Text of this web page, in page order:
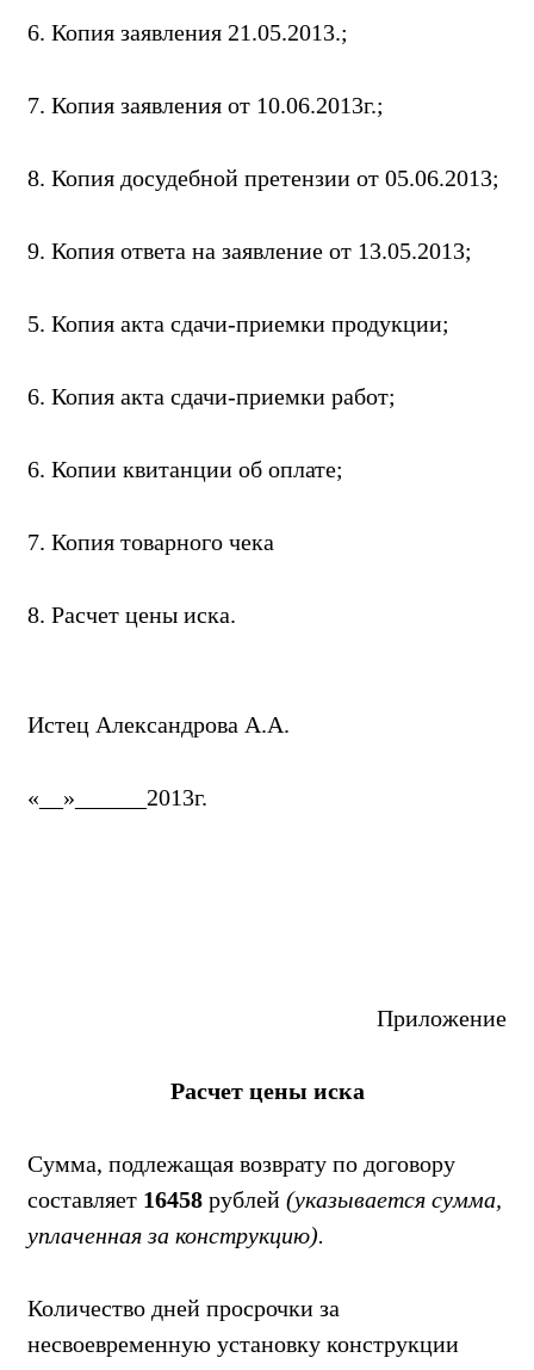
6. Копия заявления 21.05.2013.;
7. Копия заявления от 10.06.2013г.;
8. Копия досудебной претензии от 05.06.2013;
9. Копия ответа на заявление от 13.05.2013;
5. Копия акта сдачи-приемки продукции;
6. Копия акта сдачи-приемки работ;
6. Копии квитанции об оплате;
7. Копия товарного чека
8. Расчет цены иска.
Истец Александрова А.А.
«__»______2013г.
Приложение
Расчет цены иска
Сумма, подлежащая возврату по договору
составляет 16458 рублей (указывается сумма,
уплаченная за конструкцию).
Количество дней просрочки за
несвоевременную установку конструкции